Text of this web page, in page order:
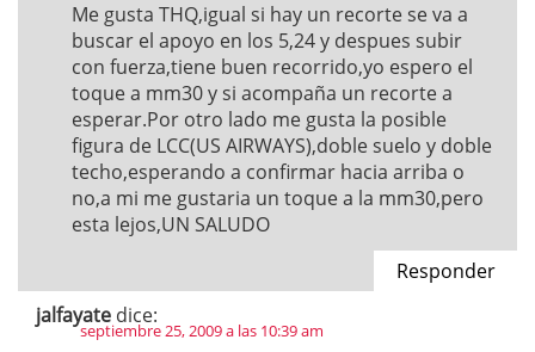
Me gusta THQ,igual si hay un recorte se va a
buscar el apoyo en los 5,24 y despues subir
con fuerza,tiene buen recorrido,yo espero el
toque a mm30 y si acompaña un recorte a
esperar.Por otro lado me gusta la posible
figura de LCC(US AIRWAYS),doble suelo y doble
techo,esperando a confirmar hacia arriba o
no,a mi me gustaria un toque a la mm30,pero
esta lejos,UN SALUDO
Responder
jalfayate dice:
septiembre 25, 2009 a las 10:39 am